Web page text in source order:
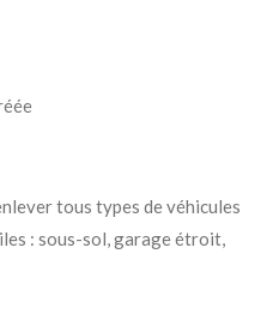
tous types de véhicules
: sous-sol, garage étroit,